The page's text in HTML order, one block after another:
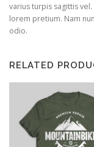
varius turpis sagittis
lorem pretium. Nam
odio.
RELATED